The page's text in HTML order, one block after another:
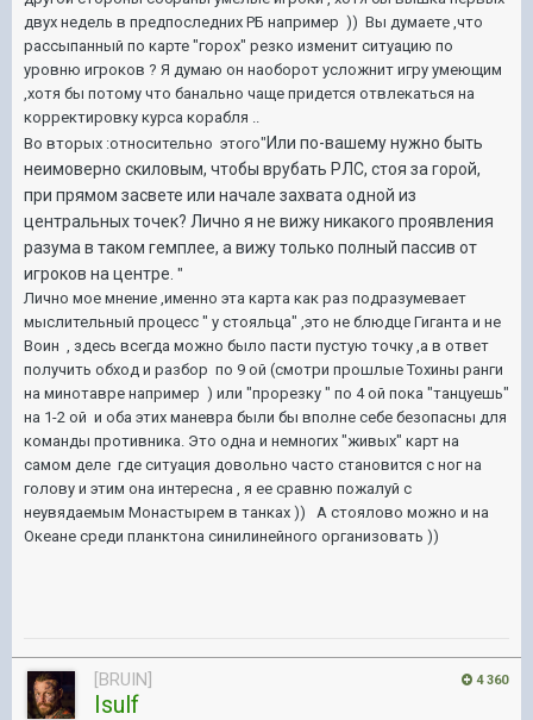
двух недель в предпоследних РБ например )) Вы думаете ,что
рассыпанный по карте "горох" резко изменит ситуацию по
уровню игроков ? Я думаю он наоборот усложнит игру умеющим
,хотя бы потому что банально чаще придется отвлекаться на
корректировку курса корабля ..
Во вторых :относительно этого" Или по-вашему нужно быть
неимоверно скиловым, чтобы врубать РЛС, стоя за горой,
при прямом засвете или начале захвата одной из
центральных точек? Лично я не вижу никакого проявления
разума в таком гемплее, а вижу только полный пассив от
игроков на центре. "
Лично мое мнение ,именно эта карта как раз подразумевает
мыслительный процесс " у стояльца" ,это не блюдце Гиганта и не
Воин , здесь всегда можно было пасти пустую точку ,а в ответ
получить обход и разбор по 9 ой (смотри прошлые Тохины ранги
на минотавре например ) или "прорезку " по 4 ой пока "танцуешь"
на 1-2 ой и оба этих маневра были бы вполне себе безопасны для
команды противника. Это одна и немногих "живых" карт на
самом деле где ситуация довольно часто становится с ног на
голову и этим она интересна , я ее сравню пожалуй с
неувядаемым Монастырем в танках )) А стоялово можно и на
Океане среди планктона синилинейного организовать ))
4 360
[BRUIN]
Isulf